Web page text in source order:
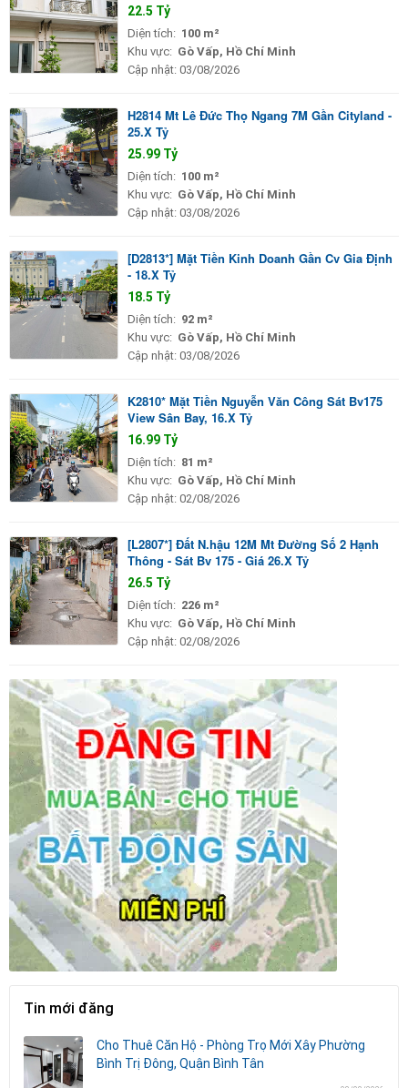
22.5 Tỷ
Diện tích: 100 m²
Khu vực: Gò Vấp, Hồ Chí Minh
Cập nhật: 03/08/2026
H2814 Mt Lê Đức Thọ Ngang 7M Gần Cityland -
25.X Tỷ
25.99 Tỷ
Diện tích: 100 m²
Khu vực: Gò Vấp, Hồ Chí Minh
Cập nhật: 03/08/2026
[D2813*] Mặt Tiền Kinh Doanh Gần Cv Gia Định
- 18.X Tỷ
18.5 Tỷ
Diện tích: 92 m²
Khu vực: Gò Vấp, Hồ Chí Minh
Cập nhật: 03/08/2026
K2810* Mặt Tiền Nguyễn Văn Công Sát Bv175
View Sân Bay, 16.X Tỷ
16.99 Tỷ
Diện tích: 81 m²
Khu vực: Gò Vấp, Hồ Chí Minh
Cập nhật: 02/08/2026
[L2807*] Đất N.hậu 12M Mt Đường Số 2 Hạnh
Thông - Sát Bv 175 - Giá 26.X Tỷ
26.5 Tỷ
Diện tích: 226 m²
Khu vực: Gò Vấp, Hồ Chí Minh
Cập nhật: 02/08/2026
Tin mới đăng
Cho Thuê Căn Hộ - Phòng Trọ Mới Xây Phường
Bình Trị Đông, Quận Bình Tân